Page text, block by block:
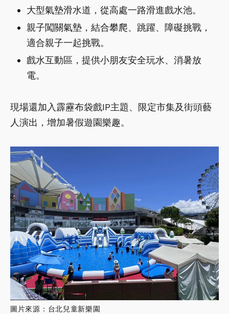
大型氣墊滑水道，從高處一路滑進戲水池。
親子闖關氣墊，結合攀爬、跳躍、障礙挑戰，
適合親子一起挑戰。
戲水互動區，提供小朋友安全玩水、消暑放
電。
現場還加入霹靂布袋戲IP主題、限定市集及街頭藝
人演出，增加暑假遊園樂趣。
圖片來源：台北兒童新樂園